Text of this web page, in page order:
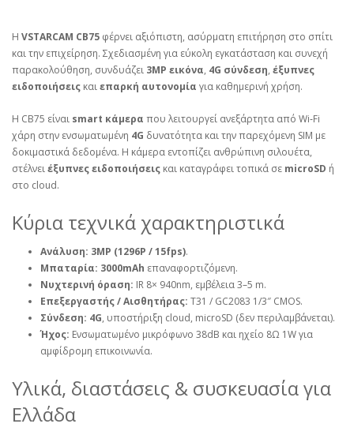
Η VSTARCAM CB75 φέρνει αξιόπιστη, ασύρματη επιτήρηση στο σπίτι
και την επιχείρηση. Σχεδιασμένη για εύκολη εγκατάσταση και συνεχή
παρακολούθηση, συνδυάζει 3MP εικόνα, 4G σύνδεση, έξυπνες
ειδοποιήσεις καιεπαρκή αυτονομία για καθημερινή χρήση.
Η CB75 είναι smart κάμερα που λειτουργεί ανεξάρτητα από Wi‑Fi
χάρη στην ενσωματωμένη 4G δυνατότητα και την παρεχόμενη SIM με
δοκιμαστικά δεδομένα. Η κάμερα εντοπίζει ανθρώπινη σιλουέτα,
στέλνειέξυπνες ειδοποιήσεις και καταγράφει τοπικά σε microSD ή
στο cloud.
Κύρια τεχνικά χαρακτηριστικά
Ανάλυση: 3MP (1296P / 15fps).
Μπαταρία: 3000mAh επαναφορτιζόμενη.
Νυχτερινή όραση: IR 8× 940nm, εμβέλεια 3–5 m.
Επεξεργαστής / Αισθητήρας: T31 / GC2083 1/3″ CMOS.
Σύνδεση: 4G, υποστήριξη cloud, microSD (δεν περιλαμβάνεται).
Ήχος: Ενσωματωμένο μικρόφωνο 38dB και ηχείο 8Ω 1W για
αμφίδρομη επικοινωνία.
Υλικά, διαστάσεις & συσκευασία για
Ελλάδα